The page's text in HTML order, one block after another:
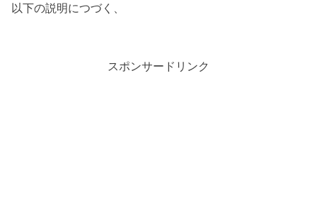
以下の説明につづく、
スポンサードリンク